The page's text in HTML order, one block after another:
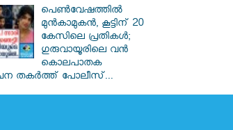
പെൺവേഷത്തിൽ
മുൻകാമുകൻ, കൂട്ടിന് 20
കേസിലെ പ്രതികൾ;
ഗുരുവായൂരിലെ വൻ
കൊലപാതക
തകർത്ത് പോലീസ്...